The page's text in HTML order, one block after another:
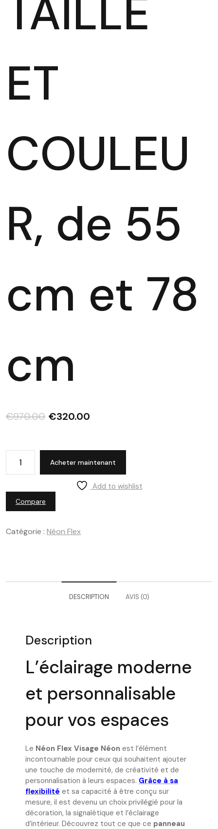
TAILLE
ET
COULEU
R, de 55
cm et 78
cm
€970.00 €320.00
Acheter maintenant
Add to wishlist
Compare
Catégorie : Néon Flex
DESCRIPTION AVIS (0)
Description
L’éclairage moderne
et personnalisable
pour vos espaces
Le Néon Flex Visage Néon est l’élément
incontournable pour ceux qui souhaitent ajouter
une touche de modernité, de créativité et de
personnalisation à leurs espaces. Grâce à sa
flexibilité et sa capacité à être conçu sur
mesure, il est devenu un choix privilégié pour la
décoration, la signalétique et l’éclairage
d’intérieur. Découvrez tout ce que ce panneau